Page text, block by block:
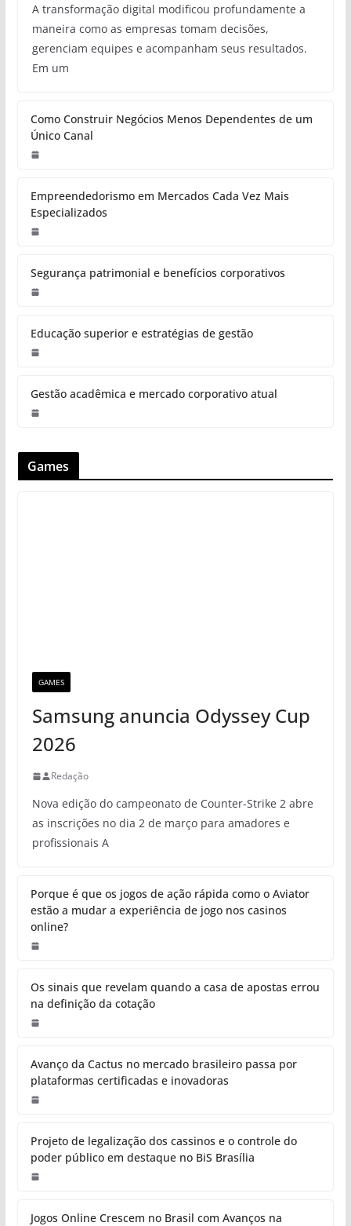
A transformação digital modificou profundamente a
maneira como as empresas tomam decisões,
gerenciam equipes e acompanham seus resultados.
Em um
Como Construir Negócios Menos Dependentes de um
Único Canal
Empreendedorismo em Mercados Cada Vez Mais
Especializados
Segurança patrimonial e benefícios corporativos
Educação superior e estratégias de gestão
Gestão acadêmica e mercado corporativo atual
Games
GAMES
Samsung anuncia Odyssey Cup
2026
Redação
Nova edição do campeonato de Counter-Strike 2 abre
as inscrições no dia 2 de março para amadores e
profissionais A
Porque é que os jogos de ação rápida como o Aviator
estão a mudar a experiência de jogo nos casinos
online?
Os sinais que revelam quando a casa de apostas errou
na definição da cotação
Avanço da Cactus no mercado brasileiro passa por
plataformas certificadas e inovadoras
Projeto de legalização dos cassinos e o controle do
poder público em destaque no BiS Brasília
Jogos Online Crescem no Brasil com Avanços na